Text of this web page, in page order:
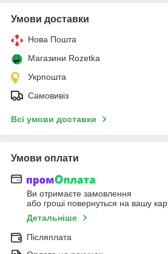
Умови доставки
Нова Пошта
Магазини Rozetka
Укрпошта
Самовивіз
Всі умови доставки
Умови оплати
Ви отримаєте замовлення
або гроші повернуться на вашу
Детальніше
Післяплата